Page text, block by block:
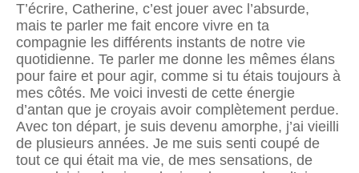
T’écrire, Catherine, c’est jouer avec l’absurde,
mais te parler me fait encore vivre en ta
compagnie les différents instants de notre vie
quotidienne. Te parler me donne les mêmes élans
pour faire et pour agir, comme si tu étais toujours à
mes côtés. Me voici investi de cette énergie
d’antan que je croyais avoir complètement perdue.
Avec ton départ, je suis devenu amorphe, j’ai vieilli
de plusieurs années. Je me suis senti coupé de
tout ce qui était ma vie, de mes sensations, de